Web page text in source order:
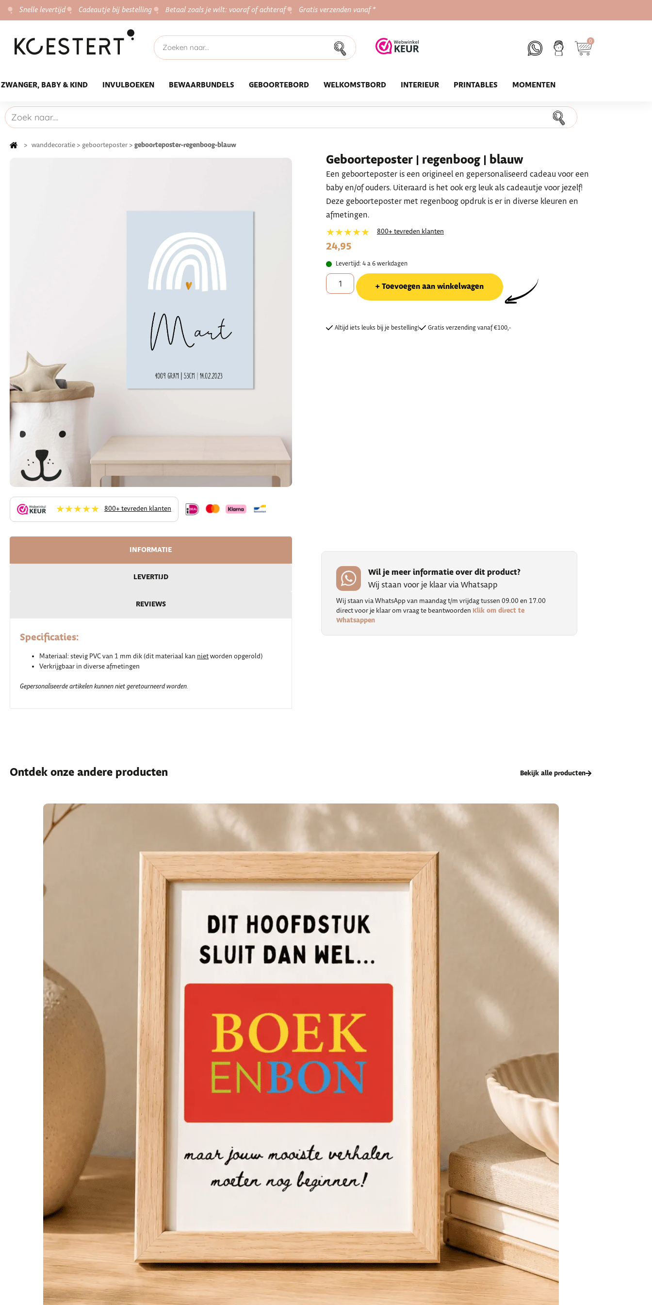
Snelle levertijd Cadeautje bij bestelling Betaal zoals je wilt: vooraf of achteraf Gratis verzenden vanaf *
0
ZWANGER, BABY & KIND INVULBOEKEN BEWAARBUNDELS GEBOORTEBORD WELKOMSTBORD INTERIEUR PRINTABLES MOMENTEN
> wanddecoratie > geboorteposter > geboorteposter-regenboog-blauw
★★★★★ 800+ tevreden klanten
Geboorteposter | regenboog | blauw
Een geboorteposter is een origineel en gepersonaliseerd cadeau voor een
baby en/of ouders. Uiteraard is het ook erg leuk als cadeautje voor jezelf!
Deze geboorteposter met regenboog opdruk is er in diverse kleuren en
afmetingen.
★★★★★ 800+ tevreden klanten
24,95
Levertijd: 4 a 6 werkdagen
Toevoegen aan winkelwagen
Altijd iets leuks bij je bestelling! Gratis verzending vanaf €100,-
INFORMATIE
LEVERTIJD
REVIEWS
Specificaties:
Materiaal: stevig PVC van 1 mm dik (dit materiaal kan nietworden opgerold)
Verkrijgbaar in diverse afmetingen
Gepersonaliseerde artikelen kunnen niet geretourneerd worden.
Wil je meer informatie over dit product?
Wij staan voor je klaar via Whatsapp
Wij staan via WhatsApp van maandag t/m vrijdag tussen 09.00 en 17.00
direct voor je klaar om vraag te beantwoorden Klik om direct te
Whatsappen
Ontdek onze andere producten Bekijk alle producten